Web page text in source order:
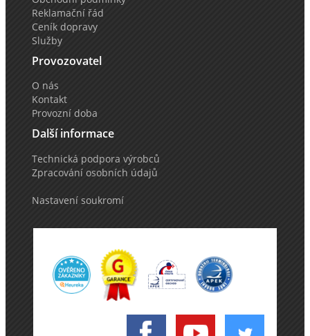
Reklamační řád
Ceník dopravy
Služby
Provozovatel
O nás
Kontakt
Provozní doba
Další informace
Technická podpora výrobců
Zpracování osobních údajů
Nastavení soukromí